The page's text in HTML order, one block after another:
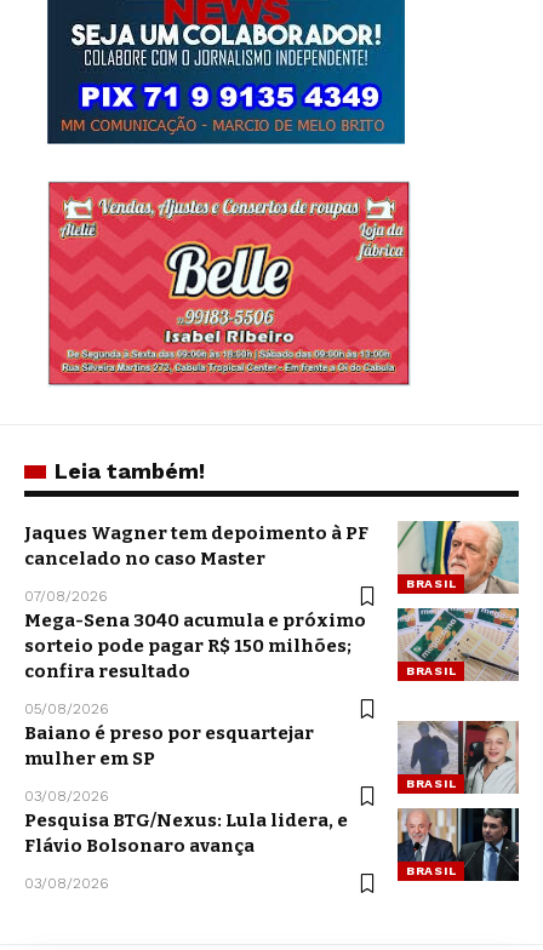
Leia também!
BRASIL
Jaques Wagner tem depoimento à PF
cancelado no caso Master
07/08/2026
BRASIL
Mega-Sena 3040 acumula e próximo
sorteio pode pagar R$ 150 milhões;
confira resultado
05/08/2026
BRASIL
Baiano é preso por esquartejar
mulher em SP
03/08/2026
BRASIL
Pesquisa BTG/Nexus: Lula lidera, e
Flávio Bolsonaro avança
03/08/2026